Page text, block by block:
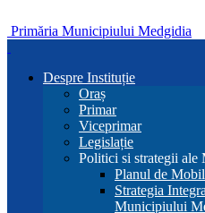
Primăria Municipiului Medgidia
Despre Instituție
Oraș
Primar
Viceprimar
Legislație
Politici si strategii
Planul de
Strategia
Municipiului